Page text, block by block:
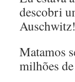
descobri
Matamos
milhões